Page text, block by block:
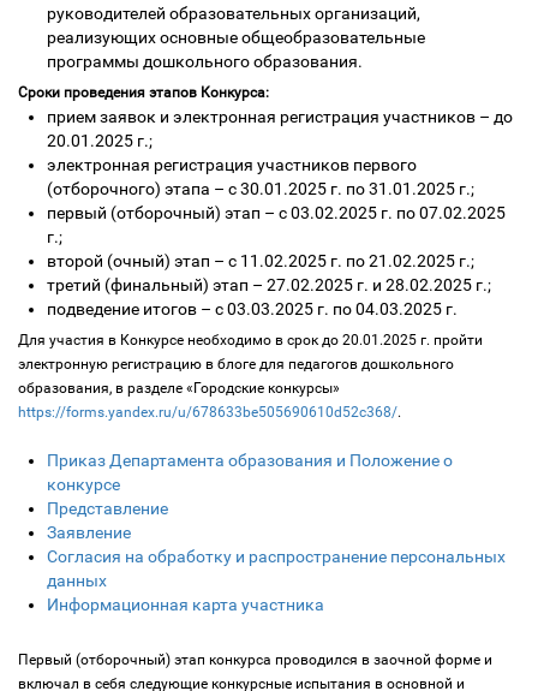
руководителей образовательных организаций,
реализующих основные общеобразовательные
программы дошкольного образования.
Сроки проведения этапов Конкурса:
прием заявок и электронная регистрация участников – до
20.01.2025 г.;
электронная регистрация участников первого
(отборочного) этапа – с 30.01.2025 г. по 31.01.2025 г.;
первый (отборочный) этап – с 03.02.2025 г. по 07.02.2025
г.;
второй (очный) этап – с 11.02.2025 г. по 21.02.2025 г.;
третий (финальный) этап – 27.02.2025 г. и 28.02.2025 г.;
подведение итогов – с 03.03.2025 г. по 04.03.2025 г.
Для участия в Конкурсе необходимо в срок до 20.01.2025 г. пройти
электронную регистрацию в блоге для педагогов дошкольного
образования, в разделе «Городские конкурсы»
https://forms.yandex.ru/u/678633be505690610d52c368/.
Приказ Департамента образования и Положение о
конкурсе
Представление
Заявление
Согласия на обработку и распространение персональных
данных
Информационная карта участника
Первый (отборочный) этап конкурса проводился в заочной форме и
включал в себя следующие конкурсные испытания в основной и